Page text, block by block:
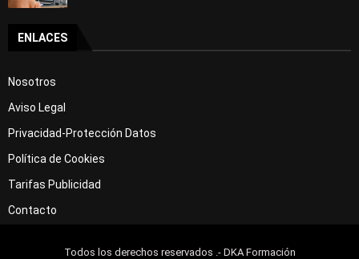
ENLACES
Nosotros
Aviso Legal
Privacidad-Protección Datos
Política de Cookies
Tarifas Publicidad
Contacto
Todos los derechos reservados .- DKA Formación